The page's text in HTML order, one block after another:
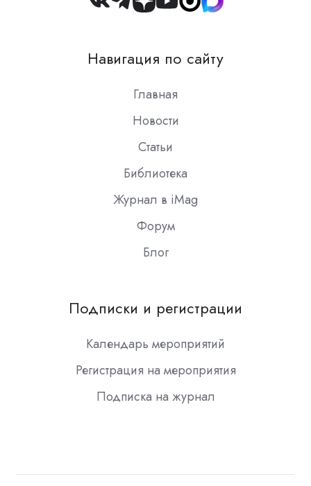
Join
Slack
Навигация по сайту
Главная
Новости
Статьи
Библиотека
Журнал в iMag
Форум
Блог
Подписки и регистрации
Календарь мероприятий
Регистрация на мероприятия
Подписка на журнал